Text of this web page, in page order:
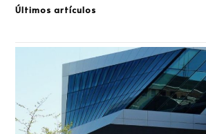
Últimos artículos